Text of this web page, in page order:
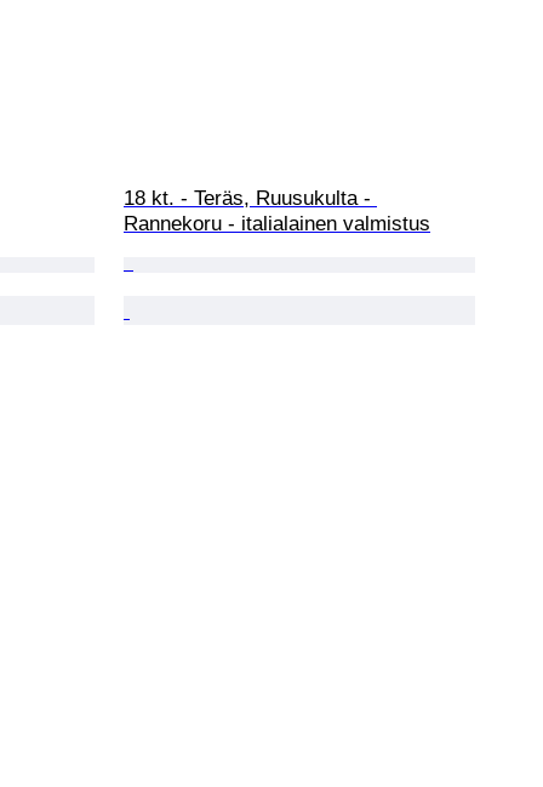
18 kt. - Teräs, Ruusukulta -
Rannekoru - italialainen valmistus